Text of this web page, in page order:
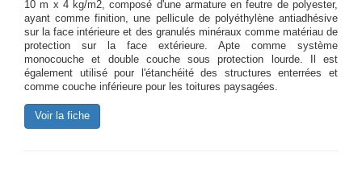
10 m x 4 kg/m2, composé d'une armature en feutre de polyester,
ayant comme finition, une pellicule de polyéthylène antiadhésive
sur la face intérieure et des granulés minéraux comme matériau de
protection sur la face extérieure. Apte comme système
monocouche et double couche sous protection lourde. Il est
également utilisé pour l'étanchéité des structures enterrées et
comme couche inférieure pour les toitures paysagées.
Voir la fiche